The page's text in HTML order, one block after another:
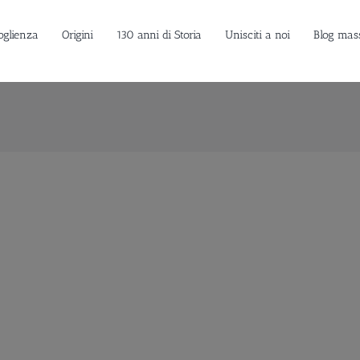
Origini 130 anni di Storia Unisciti a noi Blog